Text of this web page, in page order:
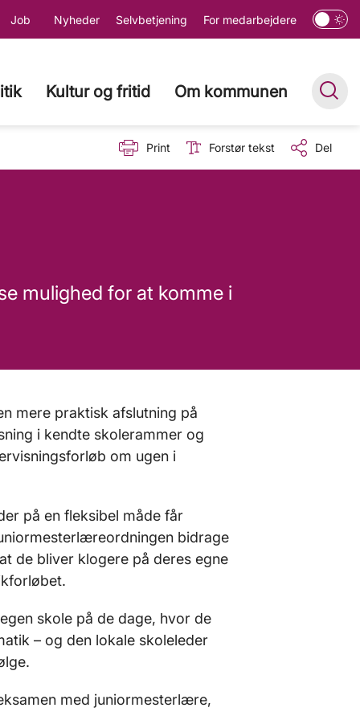
Job Nyheder Selvbetjening For medarbejdere
Kultur og fritid Om kommunen
Print Forstør tekst Del
mulighed for at komme i
mere praktisk afslutning på
i kendte skolerammer og
om ugen i
på en fleksibel måde får
bidrage
de bliver klogere på deres egne
skole på de dage, hvor de
– og den lokale skoleleder
med juniormesterlære,